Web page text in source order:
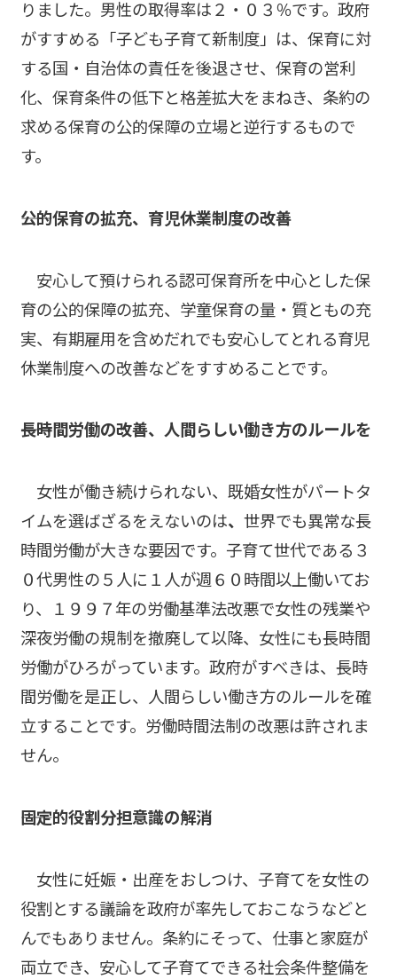
りました。男性の取得率は２・０３％です。政府
がすすめる「子ども子育て新制度」は、保育に対
する国・自治体の責任を後退させ、保育の営利
化、保育条件の低下と格差拡大をまねき、条約の
求める保育の公的保障の立場と逆行するもので
す。
――公的保育の拡充、育児休業制度の改善
安心して預けられる認可保育所を中心とした保
育の公的保障の拡充、学童保育の量・質ともの充
実、有期雇用を含めだれでも安心してとれる育児
休業制度への改善などをすすめることです。
――長時間労働の改善、人間らしい働き方のルールを
女性が働き続けられない、既婚女性がパートタ
イムを選ばざるをえないのは、 世界でも異常な長
時間労働が大きな要因です。子育て世代である３
０代男性の５人に１人が週６０時間以上働いてお
り、１９９７年の労働基準法改悪で女性の残業や
深夜労働の規制を撤廃して以降、女性にも長時間
労働がひろがっています。政府がすべきは、長時
間労働を是正し、人間らしい働き方のルールを確
立することです。労働時間法制の改悪は許されま
せん。
――固定的役割分担意識の解消
女性に妊娠・出産をおしつけ、子育てを女性の
役割とする議論を政府が率先しておこなうなどと
んでもありません。条約にそって、仕事と家庭が
両立でき、安心して子育てできる社会条件整備を